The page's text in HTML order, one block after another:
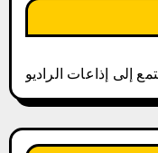
إلى إذاعات الراديو